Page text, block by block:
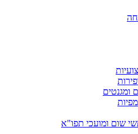
ומגנטים
שום ומועכי תפו"א